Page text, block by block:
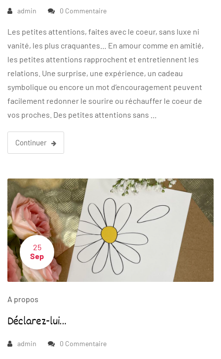
admin 0 Commentaire
Les petites attentions, faites avec le coeur, sans luxe ni
vanité, les plus craquantes… En amour comme en amitié,
les petites attentions rapprochent et entretiennent les
relations. Une surprise, une expérience, un cadeau
symbolique ou encore un mot d’encouragement peuvent
facilement redonner le sourire ou réchauffer le coeur de
vos proches. Des petites attentions sans …
Continuer
25
Sep
A propos
Déclarez-lui…
admin 0 Commentaire